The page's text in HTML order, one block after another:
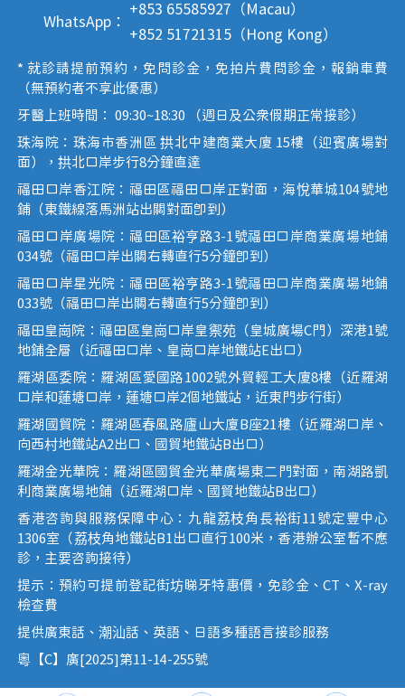
WhatsApp：
+853 65585927（Macau）
+852 51721315（Hong Kong）
* 就診請提前預約，免問診金，免拍片費問診金，報銷車費
（無預約者不享此優惠）
牙醫上班時間： 09:30~18:30 （週日及公眾假期正常接診）
珠海院：珠海市香洲區 拱北中建商業大廈 15樓（迎賓廣場對
面），拱北口岸步行8分鐘直達
福田口岸香江院：福田區福田口岸正對面，海悅華城104號地
鋪（東鐵線落馬洲站出關對面即到）
福田口岸廣場院：福田區裕亨路3-1號福田口岸商業廣場地鋪
034號（福田口岸出關右轉直行5分鐘即到）
福田口岸星光院：福田區裕亨路3-1號福田口岸商業廣場地鋪
033號（福田口岸出關右轉直行5分鐘即到）
福田皇崗院：福田區皇崗口岸皇禦苑（皇城廣場C門）深港1號
地鋪全層（近福田口岸、皇崗口岸地鐵站E出口）
羅湖區委院：羅湖區愛國路1002號外貿輕工大廈8樓（近羅湖
口岸和蓮塘口岸，蓮塘口岸2個地鐵站，近東門步行街）
羅湖國貿院：羅湖區春風路廬山大廈B座21樓（近羅湖口岸、
向西村地鐵站A2出口、國貿地鐵站B出口）
羅湖金光華院：羅湖區國貿金光華廣場東二門對面，南湖路凱
利商業廣場地鋪（近羅湖口岸、國貿地鐵站B出口）
香港咨詢與服務保障中心：九龍荔枝角長裕街11號定豐中心
1306室（荔枝角地鐵站B1出口直行100米，香港辦公室暫不應
診，主要咨詢接待）
提示：預約可提前登記街坊睇牙特惠價，免診金、CT、X-ray
檢查費
提供廣東話、潮汕話、英語、日語多種語言接診服務
粵【C】廣[2025]第11-14-255號